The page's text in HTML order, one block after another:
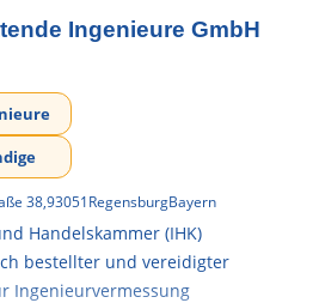
Ingenieure GmbH
38,93051RegensburgBayern
Handelskammer (IHK)
bestellter und vereidigter
Ingenieurvermessung